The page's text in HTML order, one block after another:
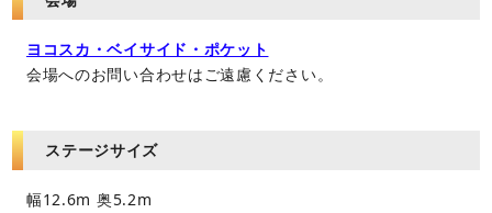
ヨコスカ・ベイサイド・ポケット
会場へのお問い合わせはご遠慮ください。
ステージサイズ
幅12.6m 奥5.2m